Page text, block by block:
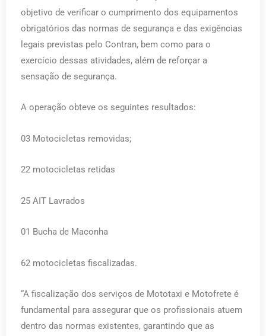
objetivo de verificar o cumprimento dos equipamentos
obrigatórios das normas de segurança e das exigências
legais previstas pelo Contran, bem como para o
exercício dessas atividades, além de reforçar a
sensação de segurança.
A operação obteve os seguintes resultados:
03 Motocicletas removidas;
22 motocicletas retidas
25 AIT Lavrados
01 Bucha de Maconha
62 motocicletas fiscalizadas.
“A fiscalização dos serviços de Mototaxi e Motofrete é
fundamental para assegurar que os profissionais atuem
dentro das normas existentes, garantindo que as